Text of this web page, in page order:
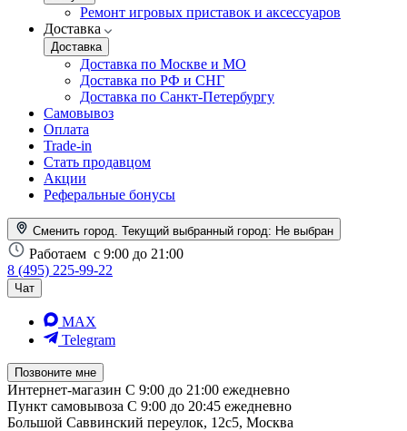
Ремонт игровых приставок и аксессуаров
Доставка
Доставка
Доставка по Москве и МО
Доставка по РФ и СНГ
Доставка по Санкт-Петербургу
Самовывоз
Оплата
Trade-in
Стать продавцом
Акции
Реферальные бонусы
Сменить город. Текущий выбранный город: Не выбран
Работаем с 9:00 до 21:00
8 (495) 225-99-22
Чат
MAX
Telegram
Позвоните мне
Интернет-магазин С 9:00 до 21:00 ежедневно
Пункт самовывоза С 9:00 до 20:45 ежедневно
Большой Саввинский переулок, 12с5, Москва